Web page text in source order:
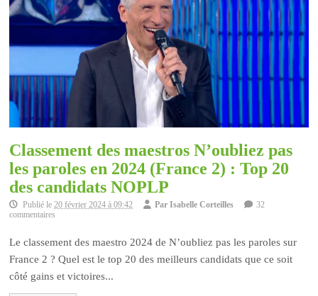
Classement des maestros N’oubliez pas
les paroles en 2024 (France 2) : Top 20
des candidats NOPLP
Publié le20 février 2024 à 09:42 ParIsabelle Corteilles
32
commentaires
Le classement des maestro 2024 de N’oubliez pas les paroles sur
France 2 ? Quel est le top 20 des meilleurs candidats que ce soit
côté gains et victoires...